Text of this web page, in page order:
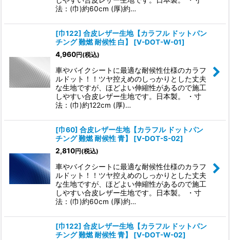
法：(巾)約60cm (厚)約…
[巾122] 合皮レザー生地【カラフル ドットパン
チング 難燃 耐候性 白】
[V-DOT-W-01]
4,960円 (税込)
車やバイクシートに最適な耐候性仕様のカラフ
ルドット！！ツヤ控えめのしっかりとした丈夫
な生地ですが、ほどよい伸縮性があるので施工
しやすい合皮レザー生地です。日本製。 ・寸
法：(巾)約122cm (厚)…
[巾60] 合皮レザー生地【カラフル ドットパン
チング 難燃 耐候性 青】
[V-DOT-S-02]
2,810円 (税込)
車やバイクシートに最適な耐候性仕様のカラフ
ルドット！！ツヤ控えめのしっかりとした丈夫
な生地ですが、ほどよい伸縮性があるので施工
しやすい合皮レザー生地です。日本製。 ・寸
法：(巾)約60cm (厚)約…
[巾122] 合皮レザー生地【カラフル ドットパン
チング 難燃 耐候性 青】
[V-DOT-W-02]